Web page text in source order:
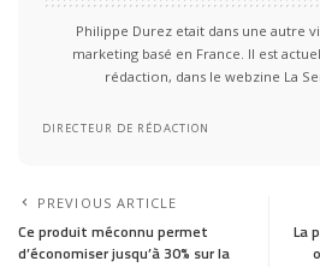
Philippe Durez etait dans une autre
marketing basé en France. Il est
rédaction, dans le webzine La
DIRECTEUR DE RÉDACTION
PREVIOUS ARTICLE
Ce produit méconnu permet
d’économiser jusqu’à 30% sur la
La